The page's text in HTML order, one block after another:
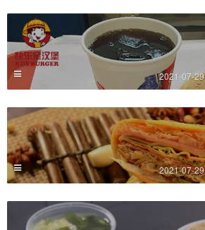
2021-07-29
2021-07-29